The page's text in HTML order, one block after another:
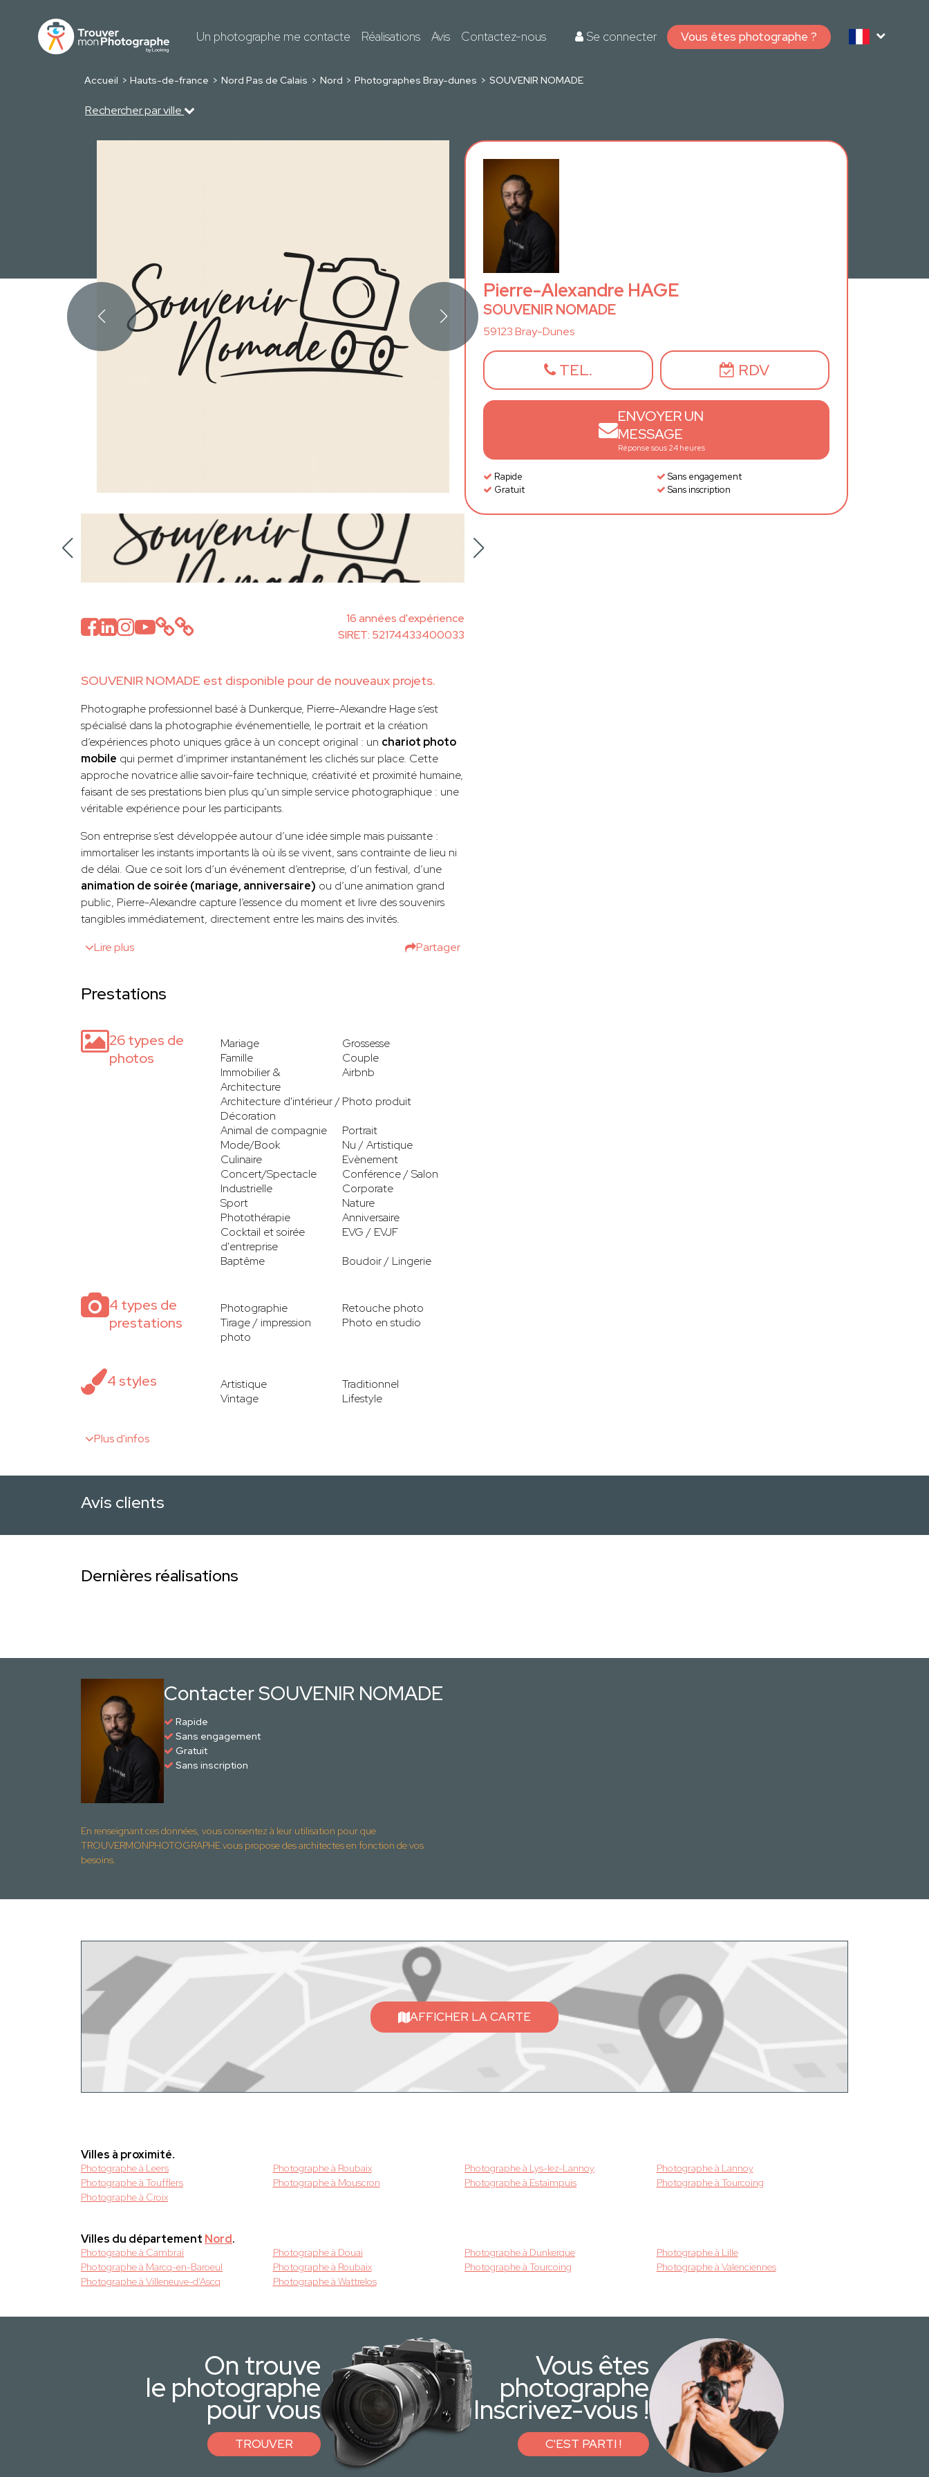
Un photographe me contacte Réalisations Avis Contactez-nous Se connecter Vous êtes photographe ?
Accueil Hauts-de-france Nord Pas de Calais Nord Photographes Bray-dunes SOUVENIR NOMADE
Rechercher par ville
16 années d'expérience
SIRET: 52174433400033
SOUVENIR NOMADE est disponible pour de nouveaux projets.
Photographe professionnel basé à Dunkerque, Pierre-Alexandre Hage s’est
spécialisé dans la photographie événementielle, le portrait et la création
d’expériences photo uniques grâce à un concept original : un chariot photo
mobile qui permet d’imprimer instantanément les clichés sur place. Cette
approche novatrice allie savoir-faire technique, créativité et proximité humaine,
faisant de ses prestations bien plus qu’un simple service photographique : une
véritable expérience pour les participants.
Son entreprise s’est développée autour d’une idée simple mais puissante :
immortaliser les instants importants là où ils se vivent, sans contrainte de lieu ni
de délai. Que ce soit lors d’un événement d’entreprise, d’un festival, d’une
animation de soirée (mariage, anniversaire) ou d’une animation grand
public, Pierre-Alexandre capture l’essence du moment et livre des souvenirs
tangibles immédiatement, directement entre les mains des invités.
Lire plus
Partager
Prestations
26 types de
photos
Mariage
Grossesse
Famille
Couple
Immobilier &
Architecture
Airbnb
Architecture d'intérieur /
Décoration
Photo produit
Animal de compagnie
Portrait
Mode/Book
Nu / Artistique
Culinaire
Evènement
Concert/Spectacle
Conférence / Salon
Industrielle
Corporate
Sport
Nature
Photothérapie
Anniversaire
Cocktail et soirée
d'entreprise
EVG / EVJF
Baptême
Boudoir / Lingerie
4 types de
prestations
Photographie
Retouche photo
Tirage / impression
photo
Photo en studio
4 styles Artistique
Traditionnel
Vintage
Lifestyle
Plus d'infos
Avis clients
Dernières réalisations
Pierre-Alexandre HAGE
SOUVENIR NOMADE
59123 Bray-Dunes
TEL. RDV
ENVOYER UN
MESSAGE
Réponse sous 24 heures
Rapide
Sans engagement
Gratuit
Sans inscription
Contacter SOUVENIR NOMADE
Rapide
Sans engagement
Gratuit
Sans inscription
En renseignant ces données, vous consentez à leur utilisation pour que
TROUVERMONPHOTOGRAPHE vous propose des architectes en fonction de vos
besoins.
AFFICHER LA CARTE
Villes à proximité.
Photographe à Leers Photographe à Roubaix Photographe à Lys-lez-Lannoy
Photographe à Lannoy
Photographe à Toufflers
Photographe à Mouscron Photographe à Estaimpuis
Photographe à Tourcoing
Photographe à Croix
Villes du département Nord.
Photographe à Cambrai Photographe à Douai Photographe à Dunkerque
Photographe à Lille
Photographe à Marcq-en-Baroeul
Photographe à Roubaix Photographe à Tourcoing
Photographe à Valenciennes
Photographe à Villeneuve-d’Ascq
Photographe à Wattrelos
On trouve
le photographe
pour vous
TROUVER
Vous êtes
photographe
Inscrivez-vous !
C'EST PARTI !